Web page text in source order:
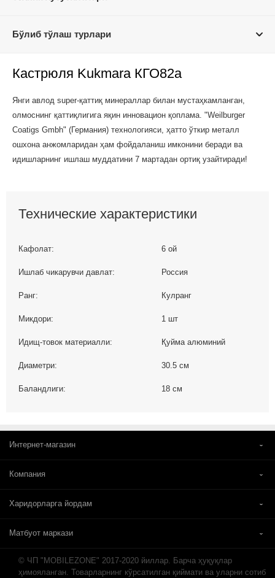
Бўлиб тўлаш турлари
Кастрюля Kukmara КГО82а
Янги авлод super-қаттиқ минераллар билан мустаҳкамланган,
олмоснинг қаттиқлигига яқин инновацион қоплама. "Weilburger
Coatigs Gmbh" (Германия) технологияси, ҳатто ўткир металл
ошхона анжомларидан ҳам фойдаланиш имконини беради ва
идишларнинг ишлаш муддатини 7 мартадан ортиқ узайтиради!
Технические характеристики
Кафолат: 6 ой
Ишлаб чикарувчи давлат: Россия
Ранг: Кулранг
Микдори: 1 шт
Идищ-товок материалли: Қуйма алюминий
Диаметри: 30.5 см
Баландлиги: 18 см
Интернет-магазин
Компания
Харидорларга йордам
Матбуот маркази
© ЧП "MOBILEZONE" 2017-2020 йиллар. Барча ҳуқуқлар
ҳимояланган. Товарларнинг кўрсатилган қиймати ва уларни сотиб